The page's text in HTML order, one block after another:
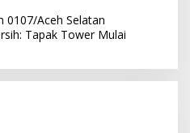
0107/Aceh Selatan
Tapak Tower Mulai